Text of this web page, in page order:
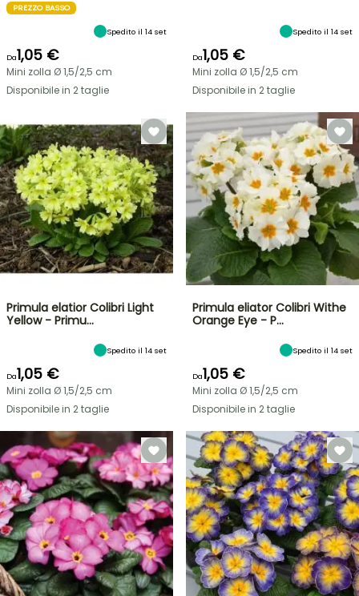
PREZZO BASSO
Spedito il 14 set
Da1,05 €
Mini zolla Ø 1,5/2,5 cm
Disponibile in 2 taglie
Spedito il 14 set
Da1,05 €
Mini zolla Ø 1,5/2,5 cm
Disponibile in 2 taglie
Primula elatior Colibri Light
Yellow - Primu…
Spedito il 14 set
Da1,05 €
Mini zolla Ø 1,5/2,5 cm
Disponibile in 2 taglie
Primula eliator Colibri Withe
Orange Eye - P…
Spedito il 14 set
Da1,05 €
Mini zolla Ø 1,5/2,5 cm
Disponibile in 2 taglie